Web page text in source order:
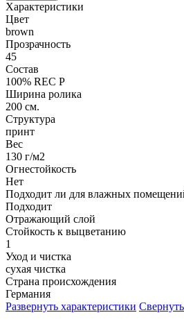
Характеристики
Цвет
brown
Прозрачность
45
Состав
100% REC P
Ширина ролика
200 см.
Структура
принт
Вес
130 г/м2
Огнестойкость
Нет
Подходит ли для влажных
Подходит
Отражающий слой
Стойкость к выцветанию
1
Уход и чистка
сухая чистка
Страна происхождения
Германия
Развернуть характеристики